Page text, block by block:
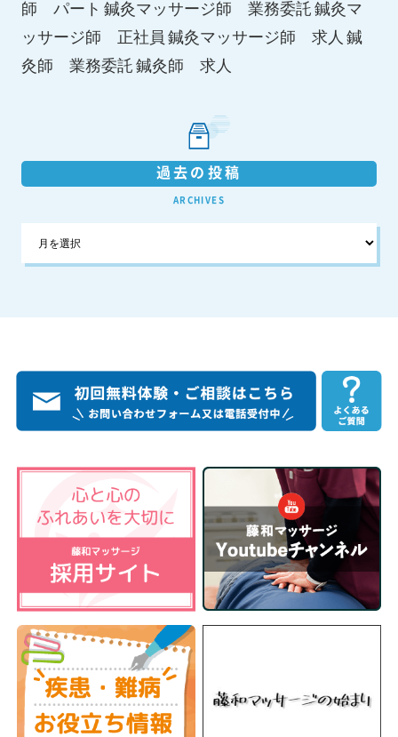
師 パート 鍼灸マッサージ師 業務委託鍼灸マ
ッサージ師 正社員 鍼灸マッサージ師 求人 鍼
灸師 業務委託鍼灸師 求人
過去の投稿
ARCHIVES